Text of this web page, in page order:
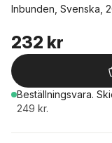
Inbunden, Svenska,
232 kr
Beställningsvara.
249 kr.